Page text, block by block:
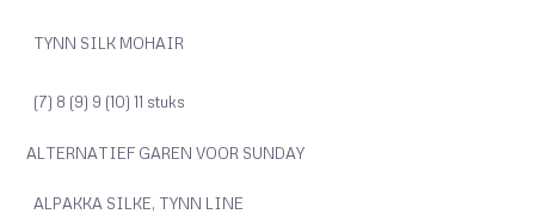
TYNN SILK MOHAIR
(7) 8 (9) 9 (10) 11 stuks
ALTERNATIEF GAREN VOOR SUNDAY
ALPAKKA SILKE, TYNN LINE